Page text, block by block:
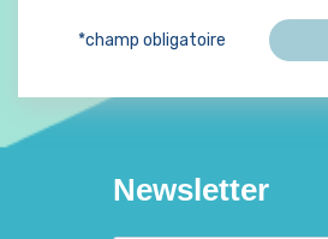
Newsletter
*champ obligatoire